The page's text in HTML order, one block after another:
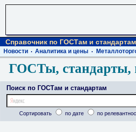
Справочник по ГОСТам и стандартам
Новости Аналитика и цены
ГОСТы, стандарты,
Поиск по ГОСТам и стандартам
Сортировать по дате по